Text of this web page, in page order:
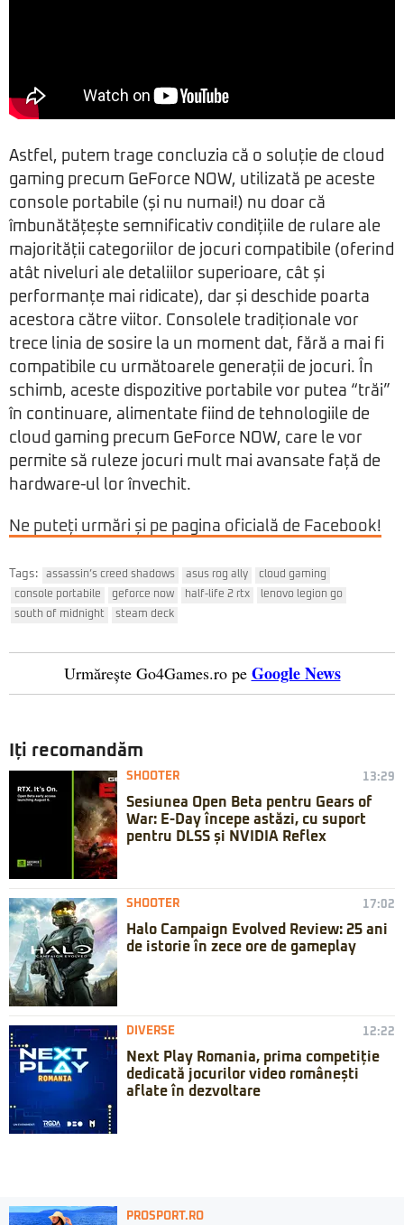
Astfel, putem trage concluzia că o soluție de cloud
gaming precum GeForce NOW, utilizată pe aceste
console portabile (și nu numai!) nu doar că
îmbunătățește semnificativ condițiile de rulare ale
majorității categoriilor de jocuri compatibile (oferind
atât niveluri ale detaliilor superioare, cât și
performanțe mai ridicate), dar și deschide poarta
acestora către viitor. Consolele tradiționale vor
trece linia de sosire la un moment dat, fără a mai fi
compatibile cu următoarele generații de jocuri. În
schimb, aceste dispozitive portabile vor putea “trăi”
în continuare, alimentate fiind de tehnologiile de
cloud gaming precum GeForce NOW, care le vor
permite să ruleze jocuri mult mai avansate față de
hardware-ul lor învechit.
Ne puteți urmări și pe pagina oficială de Facebook!
Tags: assassin’s creed shadows asus rog ally
cloud gaming
console portabile
geforce now half-life 2 rtx
lenovo legion go
south of midnight
steam deck
Urmărește Go4Games.ro pe Google News
Iți recomandăm
SHOOTER 13:29
Sesiunea Open Beta pentru Gears of
War: E-Day începe astăzi, cu suport
pentru DLSS și NVIDIA Reflex
SHOOTER 17:02
Halo Campaign Evolved Review: 25 ani
de istorie în zece ore de gameplay
DIVERSE 12:22
Next Play Romania, prima competiție
dedicată jocurilor video românești
aflate în dezvoltare
PROSPORT.RO